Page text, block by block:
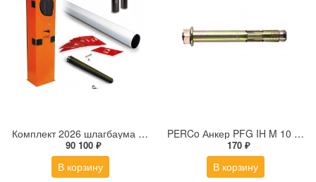
Комплект 2026 шлагбаума G3750DX Classico: 001G3750_DX - 1 шт.; 001G0402 - 1 шт.; 001G0461 - 1 шт.; 001G04060 - 1 шт.
90 100 ₽
В корзину
PERCo Анкер PFG IH M 10 (с болтом) для крепления стойки турникета PERCo-RTD-03S к полу
170 ₽
В корзину